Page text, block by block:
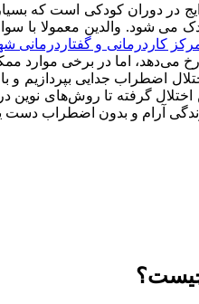
در دوران کودکی است که
می شود. والدین معمولا با
کاردرمانی و گفتاردرمانی
می‌دهد، اما در برخی موارد
اضطراب جدایی بپردازیم و
اختلال گرفته تا روش‌های
آرام و بدون اضطراب دست